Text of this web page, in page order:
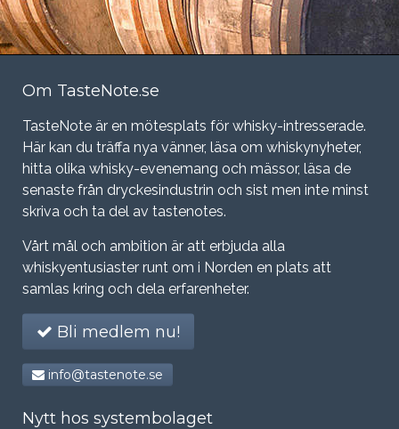
Om TasteNote.se
TasteNote är en mötesplats för whisky-intresserade.
Här kan du träffa nya vänner, läsa om whiskynyheter,
hitta olika whisky-evenemang och mässor, läsa de
senaste från dryckesindustrin och sist men inte minst
skriva och ta del av tastenotes.
Vårt mål och ambition är att erbjuda alla
whiskyentusiaster runt om i Norden en plats att
samlas kring och dela erfarenheter.
Bli medlem nu!
info@tastenote.se
Nytt hos systembolaget